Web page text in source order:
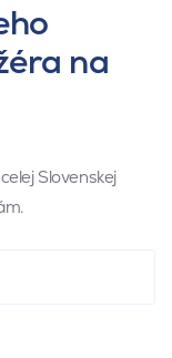
na
Slovenskej